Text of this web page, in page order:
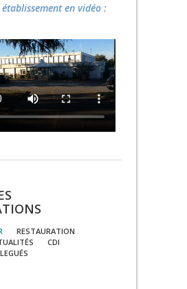
établissement en vidéo :
RESTAURATION
CDI